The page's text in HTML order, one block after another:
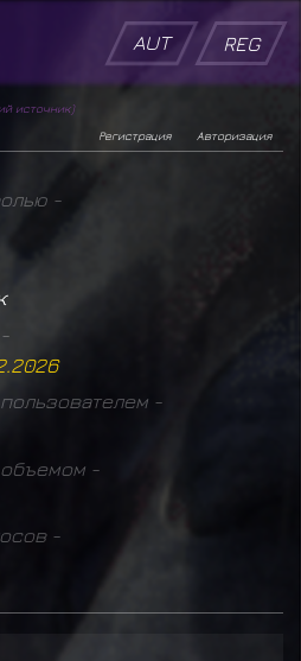
AUT REG
источник)
Авторизация
Регистрация
-
-
объемом -
-